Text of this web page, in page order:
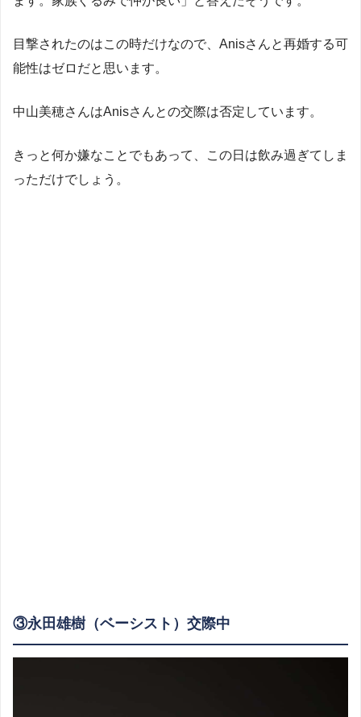
目撃されたのはこの時だけなので、Anisさんと再婚する可
能性はゼロだと思います。
中山美穂さんはAnisさんとの交際は否定しています。
きっと何か嫌なことでもあって、この日は飲み過ぎてしま
っただけでしょう。
③永田雄樹（ベーシスト）交際中